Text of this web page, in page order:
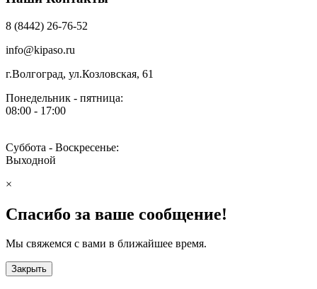
8 (8442) 26-76-52
info@kipaso.ru
г.Волгоград, ул.Козловская, 61
Понедельник - пятница:
08:00 - 17:00
Суббота - Воскресенье:
Выходной
×
Спасибо за ваше сообщение!
Мы свяжемся с вами в ближайшее время.
Закрыть